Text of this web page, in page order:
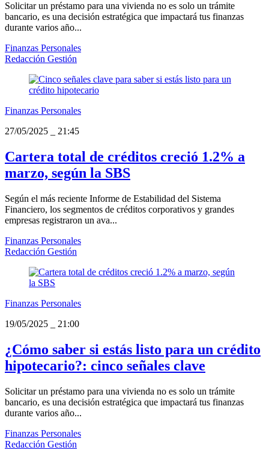
Solicitar un préstamo para una vivienda no es solo un trámite
bancario, es una decisión estratégica que impactará tus finanzas
durante varios año...
Finanzas Personales
Redacción Gestión
Finanzas Personales
27/05/2025
21:45
Cartera total de créditos creció 1.2% a
marzo, según la SBS
Según el más reciente Informe de Estabilidad del Sistema
Financiero, los segmentos de créditos corporativos y grandes
empresas registraron un ava...
Finanzas Personales
Redacción Gestión
Finanzas Personales
19/05/2025
21:00
¿Cómo saber si estás listo para un crédito
hipotecario?: cinco señales clave
Solicitar un préstamo para una vivienda no es solo un trámite
bancario, es una decisión estratégica que impactará tus finanzas
durante varios año...
Finanzas Personales
Redacción Gestión